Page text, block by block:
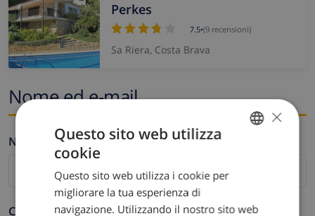
Perkes
7.5•(9 recensioni)
Sa Riera, Costa Brava
Nome ed e-mail
Nome *
Cognome *
DUTCH
×
Questo sito web utilizza
cookie
Questo sito web utilizza i cookie per
migliorare la tua esperienza di
navigazione. Utilizzando il nostro sito web